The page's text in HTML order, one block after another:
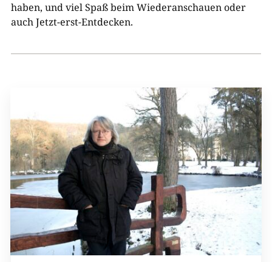
haben, und viel Spaß beim Wiederanschauen oder
auch Jetzt-erst-Entdecken.